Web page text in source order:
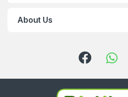
About Us